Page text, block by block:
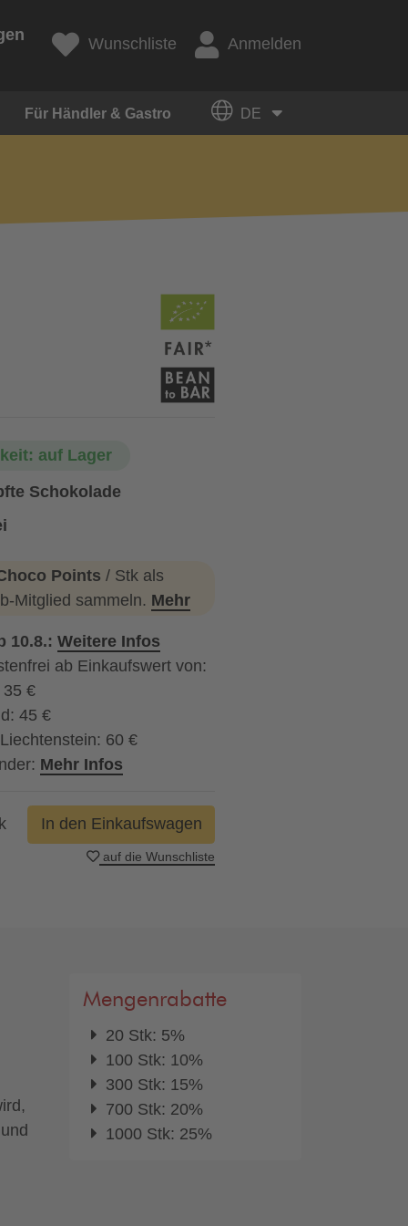
Wunschliste Anmelden
Für Händler & Gastro DE
auf Lager
Schokolade
Points / Stk als
Mitglied sammeln. Mehr
10.8.: Weitere Infos
ab Einkaufswert von:
35 €
45 €
60 €
Mehr Infos
In den Einkaufswagen
auf die Wunschliste
Mengenrabatte
20 Stk: 5%
100 Stk: 10%
300 Stk: 15%
700 Stk: 20%
1000 Stk: 25%